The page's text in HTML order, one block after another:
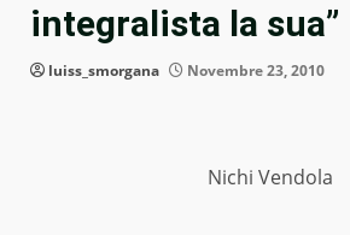
integralista la sua”
luiss_smorgana Novembre 23, 2010
Nichi Vendola